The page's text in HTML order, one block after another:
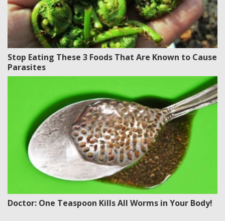
Stop Eating These 3 Foods That Are Known to Cause
Parasites
Doctor: One Teaspoon Kills All Worms in Your Body!